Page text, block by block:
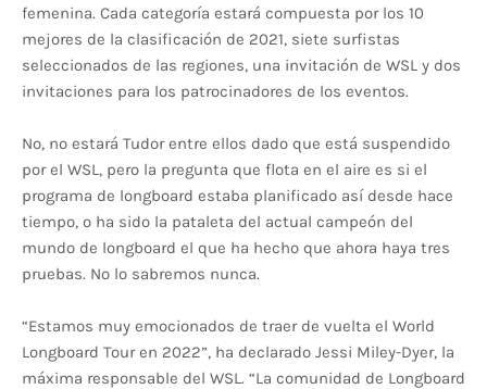
femenina. Cada categoría estará compuesta por los 10
mejores de la clasificación de 2021, siete surfistas
seleccionados de las regiones, una invitación de WSL y dos
invitaciones para los patrocinadores de los eventos.
No, no estará Tudor entre ellos dado que está suspendido
por el WSL, pero la pregunta que flota en el aire es si el
programa de longboard estaba planificado así desde hace
tiempo, o ha sido la pataleta del actual campeón del
mundo de longboard el que ha hecho que ahora haya tres
pruebas. No lo sabremos nunca.
“Estamos muy emocionados de traer de vuelta el World
Longboard Tour en 2022”, ha declarado Jessi Miley-Dyer, la
máxima responsable del WSL. “La comunidad de Longboard